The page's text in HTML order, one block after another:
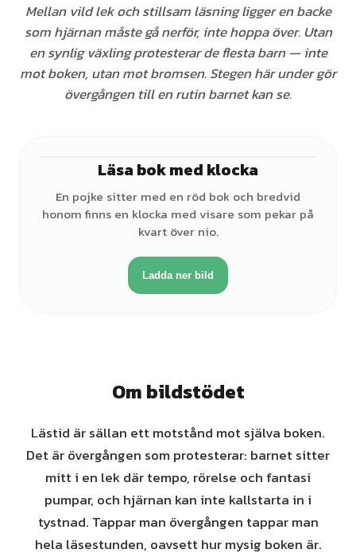
Mellan vild lek och stillsam läsning ligger en backe
som hjärnan måste gå nerför, inte hoppa över. Utan
en synlig växling protesterar de flesta barn — inte
mot boken, utan mot bromsen. Stegen här under gör
övergången till en rutin barnet kan se.
Läsa bok med klocka
En pojke sitter med en röd bok och bredvid
honom finns en klocka med visare som pekar på
kvart över nio.
Ladda ner bild
Om bildstödet
Lästid är sällan ett motstånd mot själva boken.
Det är övergången som protesterar: barnet sitter
mitt i en lek där tempo, rörelse och fantasi
pumpar, och hjärnan kan inte kallstarta in i
tystnad. Tappar man övergången tappar man
hela läsestunden, oavsett hur mysig boken är.